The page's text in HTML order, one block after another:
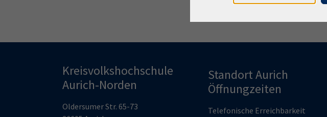
Kreisvolkshochschule
Aurich-Norden
Oldersumer Str. 65-73
Standort Aurich
Öffnungzeiten
Telefonische Erreichbarkeit